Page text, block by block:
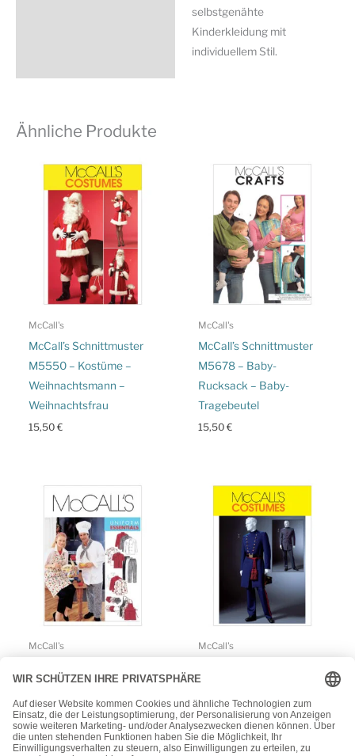
selbstgenähte
Kinderkleidung mit
individuellem Stil.
Ähnliche Produkte
McCall's
McCall’s Schnittmuster
M5550 – Kostüme –
Weihnachtsmann –
Weihnachtsfrau
15,50€
McCall's
McCall’s Schnittmuster
M5678 – Baby-
Rucksack – Baby-
Tragebeutel
15,50€
McCall's
M2233 –
Küchenkombination –
Kochbekleidung für Sie
und Ihn
McCall's
M4745 – Historische
Kostüme –
Amerikanischer
Bürgerkrieg